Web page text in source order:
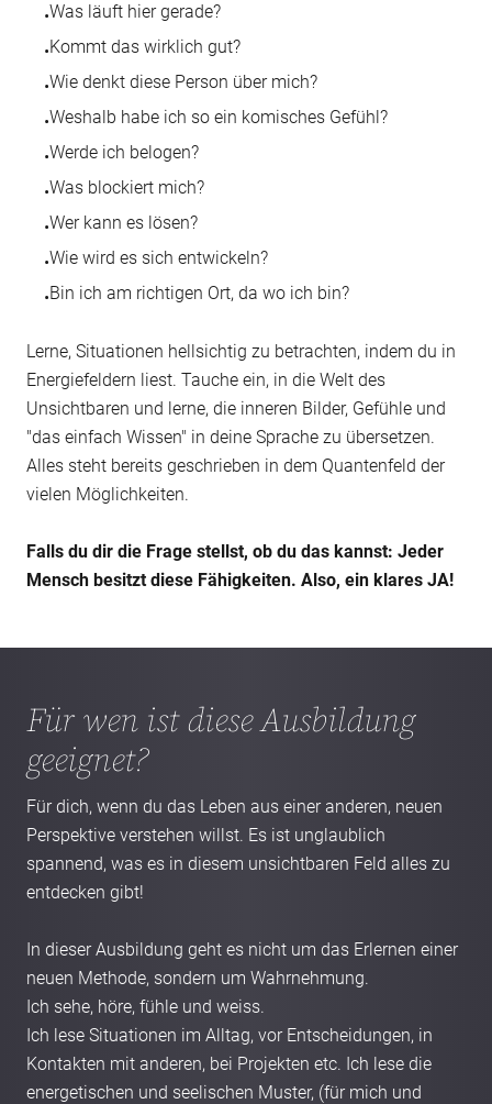
•Was läuft hier gerade?
•Kommt das wirklich gut?
•Wie denkt diese Person über mich?
•Weshalb habe ich so ein komisches Gefühl?
•Werde ich belogen?
•Was blockiert mich?
•Wer kann es lösen?
•Wie wird es sich entwickeln?
•Bin ich am richtigen Ort, da wo ich bin?
Lerne, Situationen hellsichtig zu betrachten, indem du in
Energiefeldern liest. Tauche ein, in die Welt des
Unsichtbaren und lerne, die inneren Bilder, Gefühle und
"das einfach Wissen" in deine Sprache zu übersetzen.
Alles steht bereits geschrieben in dem Quantenfeld der
vielen Möglichkeiten.
Falls du dir die Frage stellst, ob du das kannst: Jeder
Mensch besitzt diese Fähigkeiten. Also, ein klares JA!
Für wen ist diese Ausbildung
geeignet?
Für dich, wenn du das Leben aus einer anderen, neuen
Perspektive verstehen willst. Es ist unglaublich
spannend, was es in diesem unsichtbaren Feld alles zu
entdecken gibt!
In dieser Ausbildung geht es nicht um das Erlernen einer
neuen Methode, sondern um Wahrnehmung.
Ich sehe, höre, fühle und weiss.
Ich lese Situationen im Alltag, vor Entscheidungen, in
Kontakten mit anderen, bei Projekten etc. Ich lese die
energetischen und seelischen Muster, (für mich und